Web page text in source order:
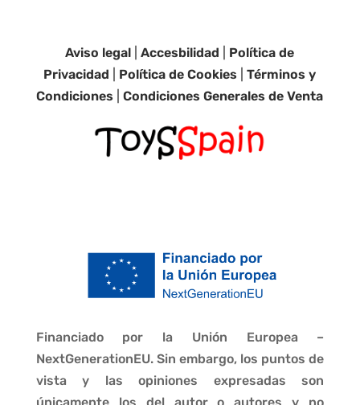
Aviso legal |Accesbilidad
Política de
Privacidad
Política de Cookies |Términos y
Condiciones |Condiciones Generales de Venta
Financiado por la Unión Europea –
NextGenerationEU. Sin embargo, los puntos de
vista y las opiniones expresadas son
únicamente los del autor o autores y no